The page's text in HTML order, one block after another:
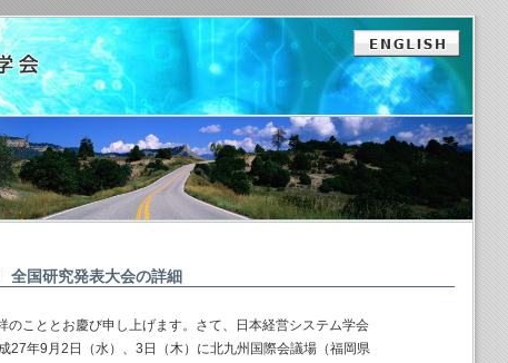
全国研究発表大会の詳細
のこととお慶び申し上げます。さて、日本経営システム学会
27年9月2日（水）、3日（木）に北九州国際会議場（福岡県